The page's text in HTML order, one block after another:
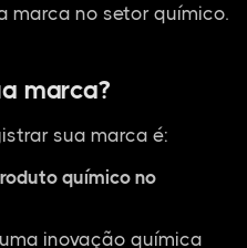
marca no setor químico.
marca?
sua marca é:
químico no
inovação química